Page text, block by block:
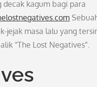
kagum bagi para
jejak masa lalu yang
“The Lost Negatives”.